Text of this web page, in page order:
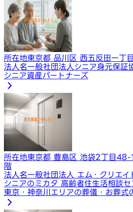
所在地東京都 品川区 西五反田一丁
法人名一般社団法人シニア身元保証
シニア資産パートナーズ
所在地東京都 豊島区 池袋2丁目48-
階
法人名一般社団法人 エム・クリエイ
シニアのミカタ 高齢者住生活相談セ
東京・神奈川エリアの葬儀・お葬式